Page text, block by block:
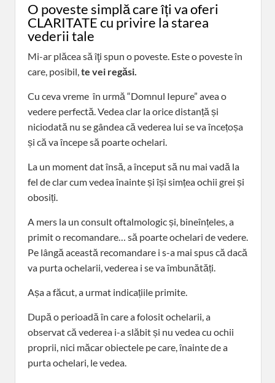
O poveste simplă care îți va oferi
CLARITATE cu privire la starea
vederii tale
Mi-ar plăcea să îţi spun o poveste. Este o poveste în
care, posibil,te vei regăsi.
Cu ceva vreme în urmă “Domnul Iepure” avea o
vedere perfectă. Vedea clar la orice distanță și
niciodată nu se gândea că vederea lui se va încețoșa
și că va începe să poarte ochelari.
La un moment dat însă, a început să nu mai vadă la
fel de clar cum vedea înainte și își simțea ochii grei și
obosiți.
A mers la un consult oftalmologic și, bineînțeles, a
primit o recomandare… să poarte ochelari de vedere.
Pe lângă această recomandare i s-a mai spus că dacă
va purta ochelarii, vederea i se va îmbunătăți.
Așa a făcut, a urmat indicațiile primite.
După o perioadă în care a folosit ochelarii, a
observat că vederea i-a slăbit și nu vedea cu ochii
proprii, nici măcar obiectele pe care, înainte de a
purta ochelari, le vedea.